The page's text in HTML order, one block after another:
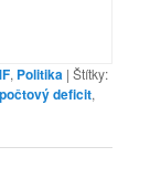
, Politika |Štítky:
deficit,